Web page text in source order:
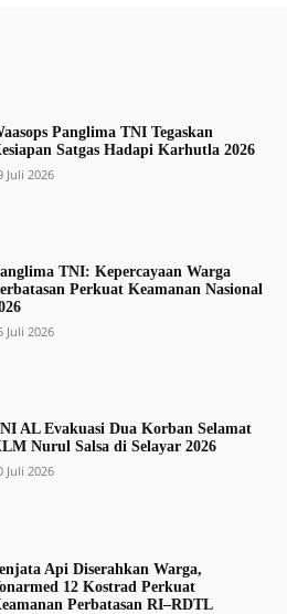
Panglima TNI Tegaskan
Satgas Hadapi Karhutla 2026
Juli 2026
TNI: Kepercayaan Warga
Perkuat Keamanan Nasional
Juli 2026
AL Evakuasi Dua Korban Selamat
Nurul Salsa di Selayar 2026
Juli 2026
Api Diserahkan Warga,
12 Kostrad Perkuat
Perbatasan RI–RDTL